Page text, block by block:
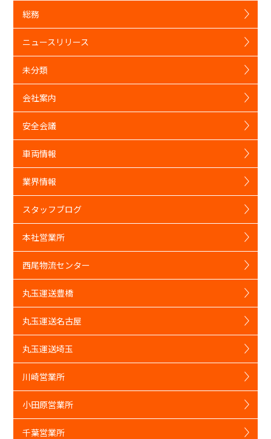
総務
ニュースリリース
未分類
会社案内
安全会議
車両情報
業界情報
スタッフブログ
本社営業所
西尾物流センター
丸玉運送豊橋
丸玉運送名古屋
丸玉運送埼玉
川崎営業所
小田原営業所
千葉営業所